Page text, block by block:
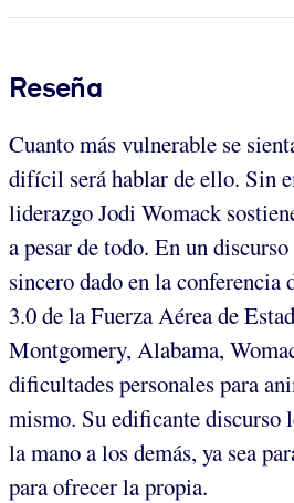
Reseña
Cuanto más vulnerable se
difícil será hablar de ello. Sin
liderazgo Jodi Womack
a pesar de todo. En un
sincero dado en la
3.0 de la Fuerza Aérea de
Montgomery, Alabama,
dificultades personales para
mismo. Su edificante discurso
la mano a los demás, ya sea
para ofrecer la propia.